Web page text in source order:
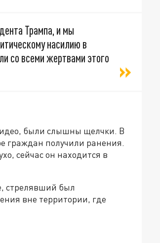
Трампа, и мы
насилию в
со всеми жертвами этого
были слышны щелчки. В
граждан получили ранения.
сейчас он находится в
стрелявший был
вне территории, где